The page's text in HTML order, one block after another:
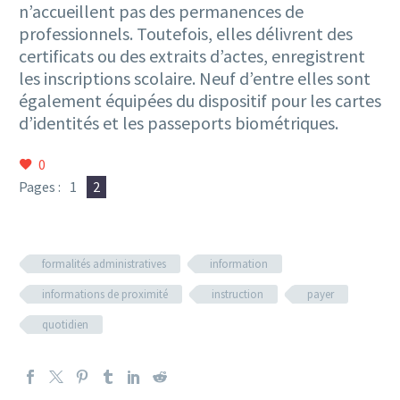
n’accueillent pas des permanences de
professionnels. Toutefois, elles délivrent des
certificats ou des extraits d’actes, enregistrent
les inscriptions scolaire. Neuf d’entre elles sont
également équipées du dispositif pour les cartes
d’identités et les passeports biométriques.
0
Pages : 1 2
formalités administratives
information
informations de proximité
instruction
payer
quotidien